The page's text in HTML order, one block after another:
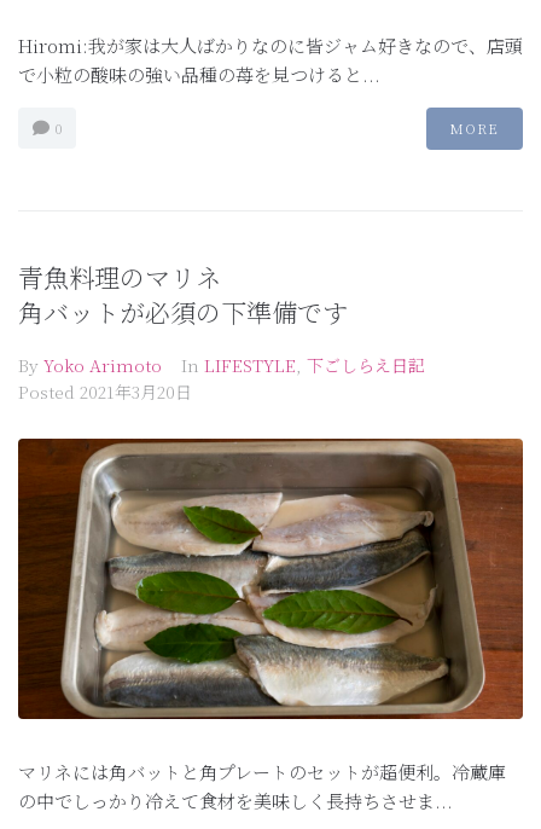
Hiromi:我が家は大人ばかりなのに皆ジャム好きなので、店頭
で小粒の酸味の強い品種の苺を見つけると...
0 MORE
青魚料理のマリネ
角バットが必須の下準備です
By Yoko Arimoto In LIFESTYLE 下ごしらえ日記
Posted 2021年3月20日
マリネには角バットと角プレートのセットが超便利。冷蔵庫
の中でしっかり冷えて食材を美味しく長持ちさせま...